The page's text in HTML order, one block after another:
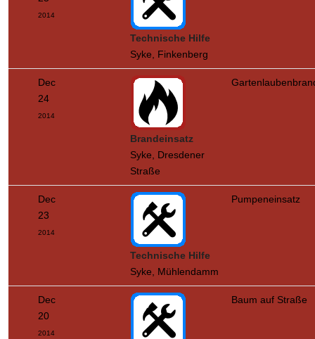
2014
Technische Hilfe
Syke, Finkenberg
Dec
24
2014
Brandeinsatz
Syke, Dresdener
Straße
Dec
23
2014
Technische Hilfe
Syke, Mühlendamm
Pumpeneinsatz
Dec
20
2014
Baum auf Straße